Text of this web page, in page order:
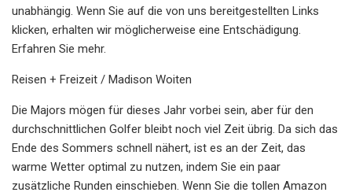
unabhängig. Wenn Sie auf die von uns bereitgestellten Links
klicken, erhalten wir möglicherweise eine Entschädigung.
Erfahren Sie mehr.
Reisen + Freizeit / Madison Woiten
Die Majors mögen für dieses Jahr vorbei sein, aber für den
durchschnittlichen Golfer bleibt noch viel Zeit übrig. Da sich das
Ende des Sommers schnell nähert, ist es an der Zeit, das
warme Wetter optimal zu nutzen, indem Sie ein paar
zusätzliche Runden einschieben. Wenn Sie die tollen Amazon